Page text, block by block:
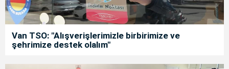
Van TSO: "Alışverişlerimizle birbirimize ve
şehrimize destek olalım"